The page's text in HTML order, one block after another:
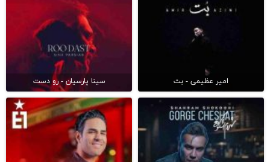
امیر عظیمی - بت سینا پارسیان - رو دست